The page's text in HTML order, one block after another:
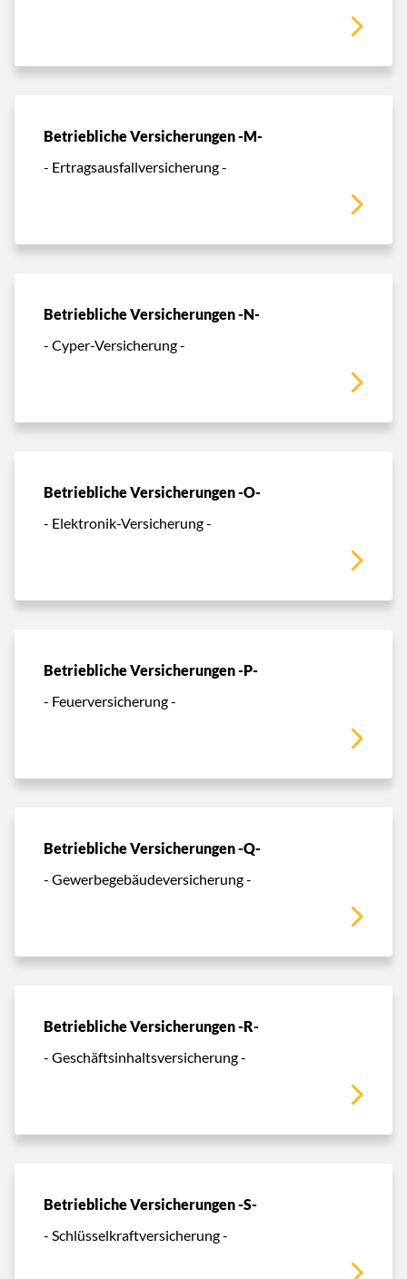
Betriebliche Versicherungen -M-
- Ertragsausfallversicherung -
Betriebliche Versicherungen -N-
- Cyper-Versicherung -
Betriebliche Versicherungen -O-
- Elektronik-Versicherung -
Betriebliche Versicherungen -P-
- Feuerversicherung -
Betriebliche Versicherungen -Q-
- Gewerbegebäudeversicherung -
Betriebliche Versicherungen -R-
- Geschäftsinhaltsversicherung -
Betriebliche Versicherungen -S-
- Schlüsselkraftversicherung -